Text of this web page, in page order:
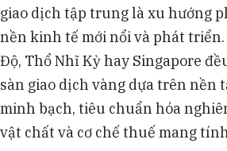
giao dịch tập trung là xu hướng
nền kinh tế mới nổi và phát triển.
Độ, Thổ Nhĩ Kỳ hay Singapore
sàn giao dịch vàng dựa trên nền
minh bạch, tiêu chuẩn hóa
vật chất và cơ chế thuế mang